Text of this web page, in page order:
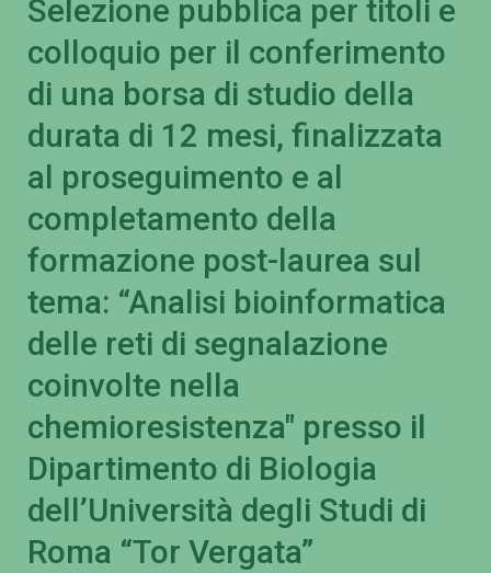
Selezione pubblica per titoli e
colloquio per il conferimento
di una borsa di studio della
durata di 12 mesi, finalizzata
al proseguimento e al
completamento della
formazione post-laurea sul
tema: “Analisi bioinformatica
delle reti di segnalazione
coinvolte nella
chemioresistenza" presso il
Dipartimento di Biologia
dell’Università degli Studi di
Roma “Tor Vergata”